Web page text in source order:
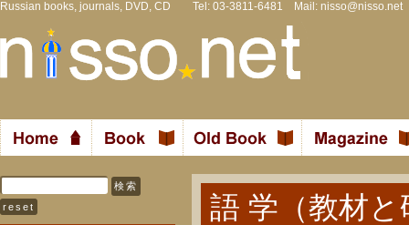
Russian books, journals, DVD, CD Tel: 03-3811-6481 Mail: nisso@nisso.net
語 学（教材と